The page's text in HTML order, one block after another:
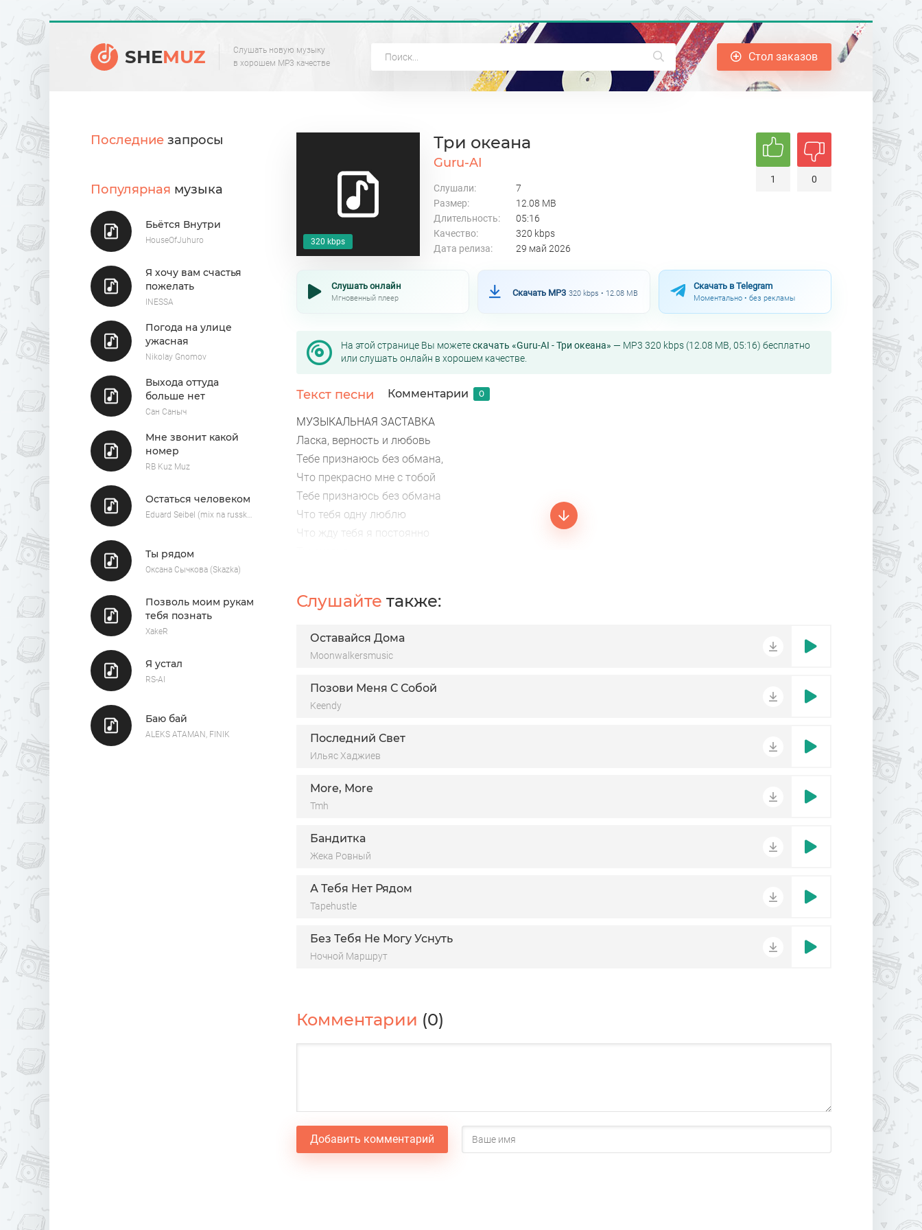
SHEMUZ
Слушать новую музыку
в хорошем MP3 качестве
Стол заказов
Последние запросы
Популярная музыка
Бьётся Внутри
HouseOfJuhuro
Я хочу вам счастья
пожелать
INESSA
Погода на улице
ужасная
Nikolay Gnomov
Выхода оттуда
больше нет
Сан Саныч
Мне звонит какой
номер
RB Kuz Muz
Остаться человеком
Eduard Seibel (mix na russkom)
Ты рядом
Оксана Сычкова (Skazka)
Позволь моим рукам
тебя познать
XakeR
Я устал
RS-AI
Баю бай
ALEKS ATAMAN, FINIK
320 kbps
Три океана
Guru-AI
Слушали:
7
Размер:
12.08 MB
Длительность:
05:16
Качество:
320 kbps
Дата релиза:
29 май 2026
1 0
Слушать онлайн
Мгновенный плеер
Скачать MP3 320 kbps • 12.08 MB
Скачать в Telegram
Моментально • без рекламы
На этой странице Вы можетескачать «Guru-AI - Три океана» — MP3 320 kbps (12.08 MB, 05:16) бесплатно
или слушать онлайн в хорошем качестве.
Текст песни Комментарии 0
МУЗЫКАЛЬНАЯ ЗАСТАВКА
Ласка, верность и любовь
Тебе признаюсь без обмана,
Что прекрасно мне с тобой
Тебе признаюсь без обмана
Что тебя одну люблю
Что жду тебя я постоянно
Нежность, преданность
Тебе шепчу я неустанно
Слушайте также:
Оставайся Дома
Moonwalkersmusic
Позови Меня С Собой
Keendy
Последний Свет
Ильяс Хаджиев
More, More
Tmh
Бандитка
Жека Ровный
А Тебя Нет Рядом
Tapehustle
Без Тебя Не Могу Уснуть
Ночной Маршрут
Комментарии (0)
Добавить комментарий